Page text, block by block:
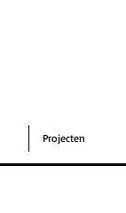
Projecten